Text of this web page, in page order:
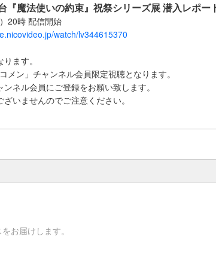
『魔法使いの約束』祝祭シリーズ展 潜入レポー
20時 配信開始
watch/lv344615370
ます。
メン」チャンネル会員限定視聴となります。
ネル会員にご登録をお願い致します。
いませんのでご注意ください。
お届けします。